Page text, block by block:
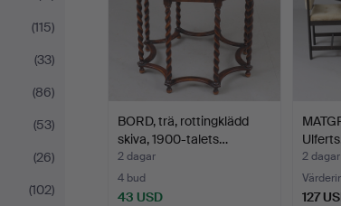
(115)
(33)
(86)
(53)
(26)
(102)
BORD, trä, rottingklädd
skiva, 1900-talets…
2 dagar
4 bud
43 USD
2 dagar
127